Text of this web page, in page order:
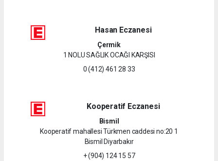
Hasan Eczanesi
Çermik
1 NOLU SAĞLIK OCAĞI KARŞISI
0 (412) 461 28 33
Kooperatif Eczanesi
Bismil
Kooperatif mahallesi Türkmen caddesi no:20 1
Bismil Diyarbakır
+ (904) 124 15 57